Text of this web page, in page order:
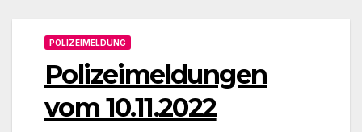
POLIZEIMELDUNG
Polizeimeldungen
vom 10.11.2022